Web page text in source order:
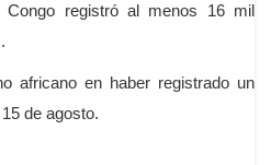
Congo registró al menos 16 mil
africano en haber registrado un
de agosto.